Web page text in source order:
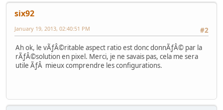
six92
#2
January 19, 2013, 02:40:51 PM
Ah ok, le vÃƒÂ©ritable aspect ratio est donc donnÃƒÂ© par la
rÃƒÂ©solution en pixel. Merci, je ne savais pas, cela me sera
utile ÃƒÂ mieux comprendre les configurations.